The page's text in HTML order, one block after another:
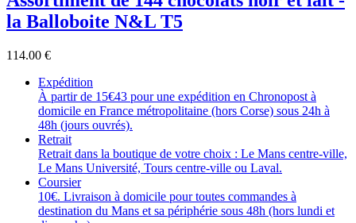
la Balloboite N&L T5
114.00 €
Expédition
À partir de 15€43 pour une expédition en Chronopost à
domicile en France métropolitaine (hors Corse) sous 24h à
48h (jours ouvrés).
Retrait
Retrait dans la boutique de votre choix : Le Mans centre-ville,
Le Mans Université, Tours centre-ville ou Laval.
Coursier
10€. Livraison à domicile pour toutes commandes à
destination du Mans et sa périphérie sous 48h (hors lundi et